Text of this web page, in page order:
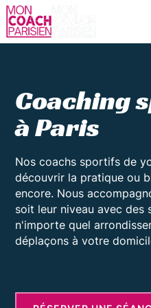
Coaching
à Paris
Nos coachs sportifs de
découvrir la pratique ou
encore. Nous
soit leur niveau avec des
n'importe quel
déplaçons à votre